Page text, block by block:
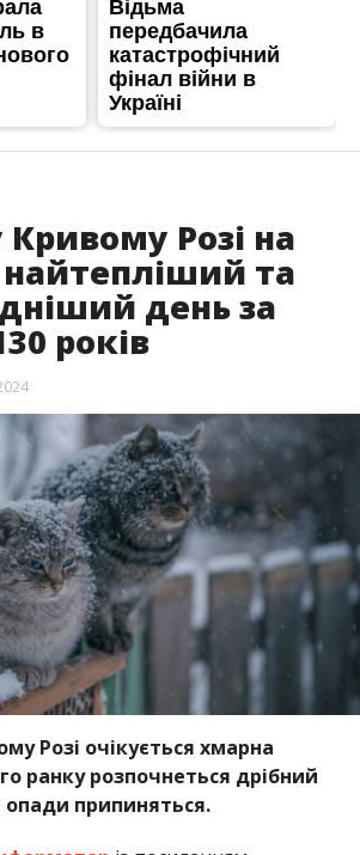
Кривому Розі на
найтепліший та
день за
років
Розі очікується хмарна
ранку розпочнеться дрібний
опади припиняться.